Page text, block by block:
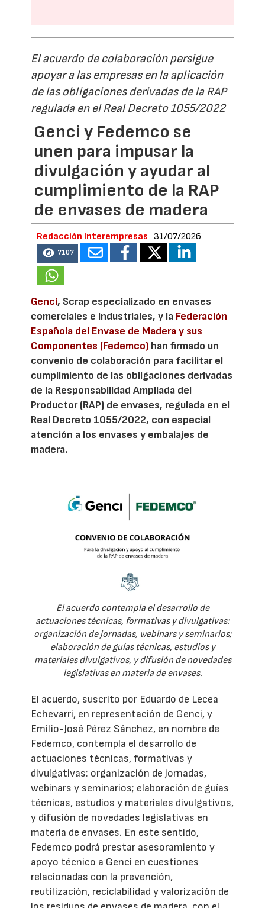
El acuerdo de colaboración persigue
apoyar a las empresas en la aplicación
de las obligaciones derivadas de la RAP
regulada en el Real Decreto 1055/2022
Genci y Fedemco se
unen para impusar la
divulgación y ayudar al
cumplimiento de la RAP
de envases de madera
Redacción Interempresas 31/07/2026
7107
Genci, Scrap especializado en envases
comerciales e industriales, y la Federación
Española del Envase de Madera y sus
Componentes (Fedemco) han firmado un
convenio de colaboración para facilitar el
cumplimiento de las obligaciones derivadas
de la Responsabilidad Ampliada del
Productor (RAP) de envases, regulada en el
Real Decreto 1055/2022, con especial
atención a los envases y embalajes de
madera.
El acuerdo contempla el desarrollo de
actuaciones técnicas, formativas y divulgativas:
organización de jornadas, webinars y seminarios;
elaboración de guías técnicas, estudios y
materiales divulgativos, y difusión de novedades
legislativas en materia de envases.
El acuerdo, suscrito por Eduardo de Lecea
Echevarri, en representación de Genci, y
Emilio-José Pérez Sánchez, en nombre de
Fedemco, contempla el desarrollo de
actuaciones técnicas, formativas y
divulgativas: organización de jornadas,
webinars y seminarios; elaboración de guías
técnicas, estudios y materiales divulgativos,
y difusión de novedades legislativas en
materia de envases. En este sentido,
Fedemco podrá prestar asesoramiento y
apoyo técnico a Genci en cuestiones
relacionadas con la prevención,
reutilización, reciclabilidad y valorización de